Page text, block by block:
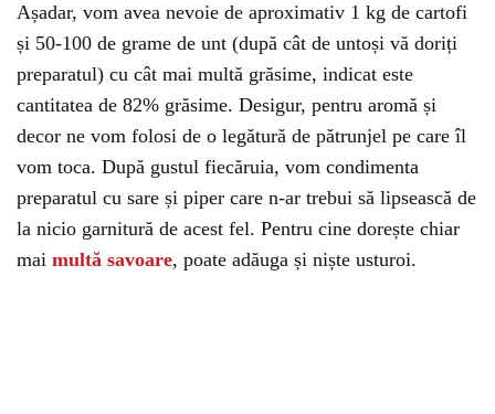
Așadar, vom avea nevoie de aproximativ 1 kg de cartofi
și 50-100 de grame de unt (după cât de untoși vă doriți
preparatul) cu cât mai multă grăsime, indicat este
cantitatea de 82% grăsime. Desigur, pentru aromă și
decor ne vom folosi de o legătură de pătrunjel pe care îl
vom toca. După gustul fiecăruia, vom condimenta
preparatul cu sare și piper care n-ar trebui să lipsească de
la nicio garnitură de acest fel. Pentru cine dorește chiar
mai multă savoare, poate adăuga și niște usturoi.